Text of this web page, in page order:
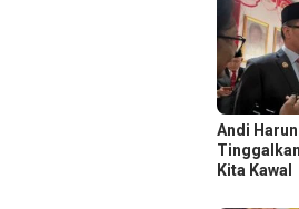
Andi
Kita Kawal